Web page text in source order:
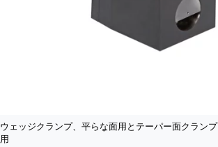
ウェッジクランプ、平らな面用とテーパー面クランプ
用